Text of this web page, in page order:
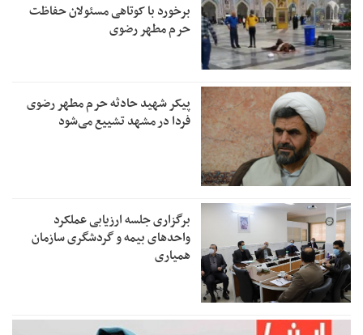
برخورد با کوتاهی مسئولان حفاظت
حرم مطهر رضوی
پیکر شهید حادثه حرم مطهر رضوی
فردا در مشهد تشییع می‌شود
برگزاری جلسه ارزیابی عملکرد
واحدهای بیمه و گردشگری سازمان
همیاری